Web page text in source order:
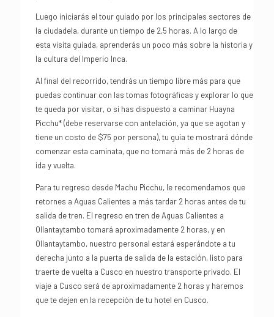
Luego iniciarás el tour guiado por los principales sectores de
la ciudadela, durante un tiempo de 2,5 horas. A lo largo de
esta visita guiada, aprenderás un poco más sobre la historia y
la cultura del Imperio Inca.
Al final del recorrido, tendrás un tiempo libre más para que
puedas continuar con las tomas fotográficas y explorar lo que
te queda por visitar, o si has dispuesto a caminar Huayna
Picchu* (debe reservarse con antelación, ya que se agotan y
tiene un costo de $75 por persona), tu guía te mostrará dónde
comenzar esta caminata, que no tomará más de 2 horas de
ida y vuelta.
Para tu regreso desde Machu Picchu, le recomendamos que
retornes a Aguas Calientes a más tardar 2 horas antes de tu
salida de tren. El regreso en tren de Aguas Calientes a
Ollantaytambo tomará aproximadamente 2 horas, y en
Ollantaytambo, nuestro personal estará esperándote a tu
derecha junto a la puerta de salida de la estación, listo para
traerte de vuelta a Cusco en nuestro transporte privado. El
viaje a Cusco será de aproximadamente 2 horas y haremos
que te dejen en la recepción de tu hotel en Cusco.